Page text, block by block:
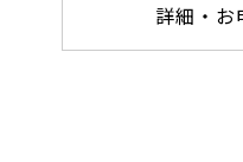
詳細・お